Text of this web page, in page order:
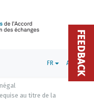
FR ADMIN
au titre de la
FEEDBACK